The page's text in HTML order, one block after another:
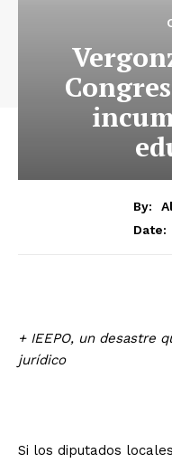
By:
Date:
+ IEEPO, un desastre
jurídico
Si los diputados